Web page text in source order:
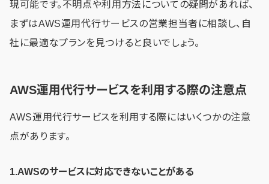
現可能です。不明点や利用方法についての疑問があれば、
まずはAWS運用代行サービスの営業担当者に相談し、自
社に最適なプランを見つけると良いでしょう。
AWS運用代行サービスを利用する際の注意点
AWS運用代行サービスを利用する際にはいくつかの注意
点があります。
1.AWSのサービスに対応できないことがある